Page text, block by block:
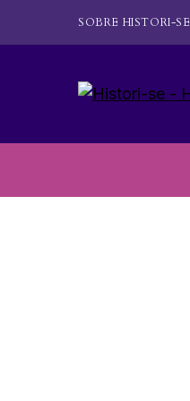
SOBRE HISTORI-SE